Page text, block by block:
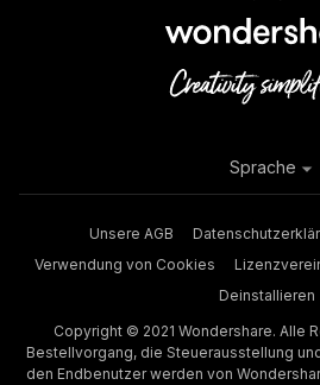
Unsere AGB
Verwendung von Cookies
Deinstallieren
Copyright © 2021 Wondershare. Alle
Bestellvorgang, die Steuerausstellung
den Endbenutzer werden von
Sprache